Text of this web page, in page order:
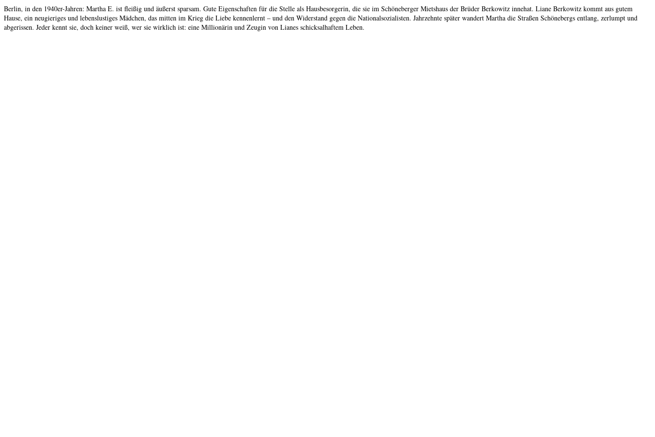
Berlin, in den 1940er-Jahren: Martha E. ist fleißig und äußerst sparsam. Gute Eigenschaften für die Stelle als Hausbesorgerin, die sie im Schöneberger Mietshaus der Brüder Berkowitz innehat. Liane Berkowitz kommt aus gutem
Hause, ein neugieriges und lebenslustiges Mädchen, das mitten im Krieg die Liebe kennenlernt – und den Widerstand gegen die Nationalsozialisten. Jahrzehnte später wandert Martha die Straßen Schönebergs entlang, zerlumpt und
abgerissen. Jeder kennt sie, doch keiner weiß, wer sie wirklich ist: eine Millionärin und Zeugin von Lianes schicksalhaftem Leben.